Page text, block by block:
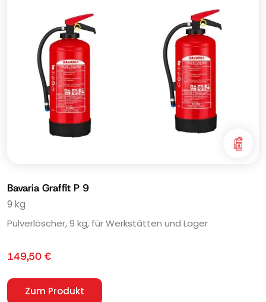
Bavaria Graffit P 9
9 kg
Pulverlöscher, 9 kg, für Werkstätten und Lager
149,50 €
Zum Produkt